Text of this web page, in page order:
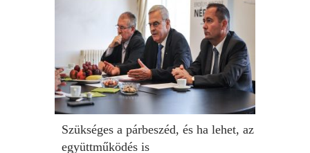
Szükséges a párbeszéd, és ha lehet, az
együttműködés is